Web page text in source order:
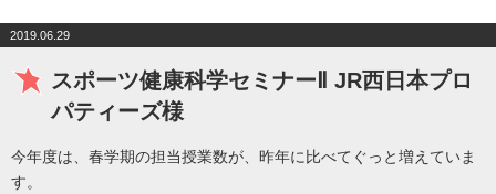
2019.06.29
スポーツ健康科学セミナーⅡ JR西日本プロ
パティーズ様
今年度は、春学期の担当授業数が、昨年に比べてぐっと増えていま
す。